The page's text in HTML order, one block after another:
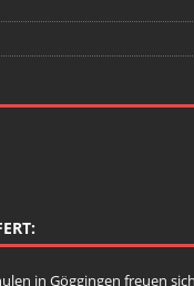
in Göggingen freuen